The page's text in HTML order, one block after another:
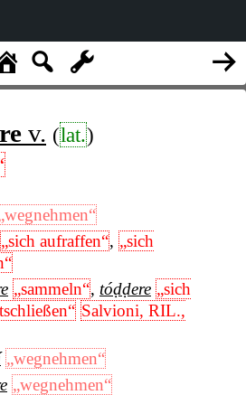
v. (lat.)
„sich aufraffen“, „sich
„sammeln“, tóḍḍere „sich
Salvioni, RIL.,
„wegnehmen“
„wegnehmen“